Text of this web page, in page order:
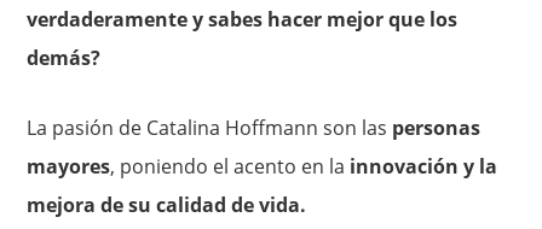
verdaderamente y sabes hacer mejor que los
demás?
La pasión de Catalina Hoffmann son las personas
mayores, poniendo el acento en la innovación y la
mejora de su calidad de vida.